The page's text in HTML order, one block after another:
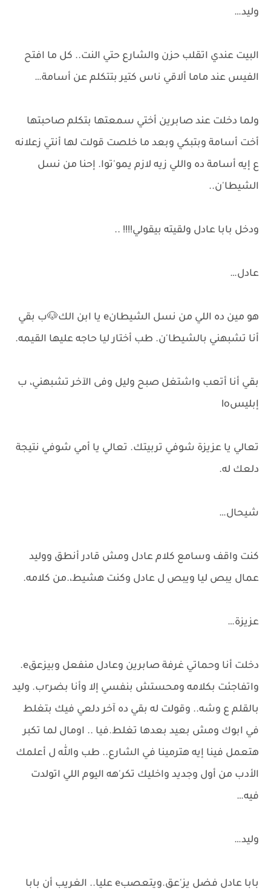
وليد…
البيت عندي اتقلب حزن والشارع حتي النت.. كل ما افتح
الفيس عند ماما ألاقي ناس كتير بتتكلم عن أسامة…
ولما دخلت عند صابرين أختي سمعتها بتكلم صاحبتها
أخت أسامة وبتبكي وبعد ما خلصت قولت لها أنتي زعلانه
ع إيه أسامة ده واللي زيه لازم يمو'توا. إحنا من نسل
الشيطا'ن..
ودخل بابا عادل ولقيته بيقولي!!!! ..
عادل…
هو مين ده اللي من نسل الشيطانe يا ابن الك🐶ب بقي
أنا تشبهني بالشيطا'ن. طب أختار ليا حاجه عليها القيمه.
بقي أنا أتعب واشتغل صبح وليل وفى الآخر تشبهني، ب
إبليسlo
تعالي يا عزيزة شوفي تربيتك. تعالي يا أمي شوفي نتيجة
دلعك له.
شيحال…
كنت واقف وسامع كلام عادل ومش قادر أنطق ووليد
عمال يبص ليا ويبص ل عادل وكنت هشيط،.من كلامه.
عزيزة…
دخلت أنا وحماتي غرفة صابرين وعادل منفعل وبيزعقe.
واتفاجئت بكلامه ومحستش بنفسي إلا وأنا بضرrب. وليد
بالقلم ع وشه.. وقولت له بقي ده آخر دلعي فيك بتغلط
في ابوك ومش بعيد بعدها تغلط.فيا .. اومال لما تكبر
هتعمل فينا إيه هترمينا في الشارع.. طب والله ل أعلمك
الأدب من أول وجديد واخليك تكر'هه اليوم اللي اتولدت
فيه…
وليد…
بابا عادل فضل يز'عق.ويتعصبe عليا.. الغريب أن بابا